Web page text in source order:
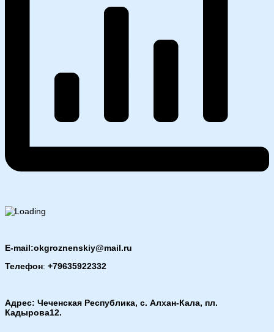
E-mail:okgroznenskiy@mail.ru
Телефон: +79635922332
Адрес: Чеченская Республика, с. Алхан-Кала, пл.
Кадырова12.